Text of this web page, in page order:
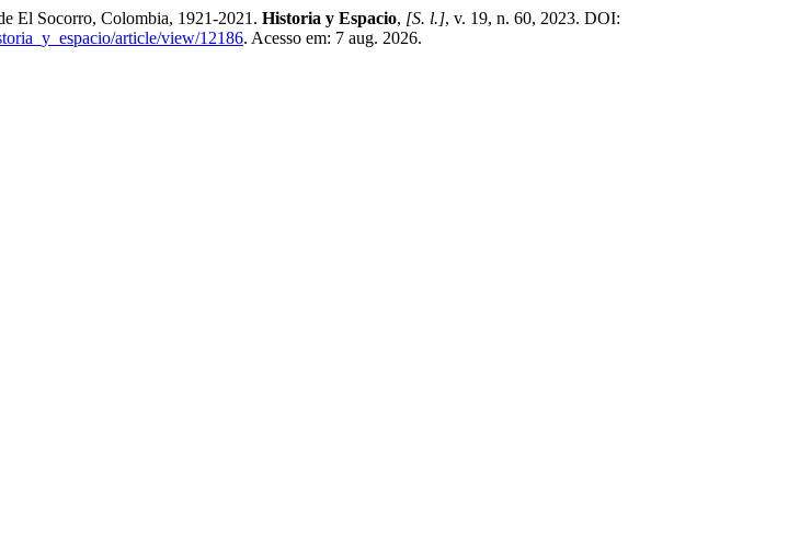
El Socorro, Colombia, 1921-2021. Historia y Espacio, [S. l.], v. 19, n. 60, 2023. DOI:
article/view/12186. Acesso em: 7 aug. 2026.